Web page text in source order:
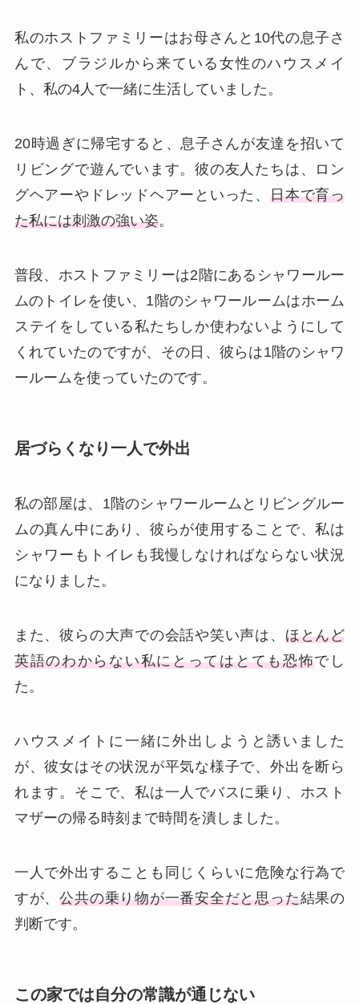
私のホストファミリーはお母さんと10代の息子さ
んで、ブラジルから来ている女性のハウスメイ
ト、私の4人で一緒に生活していました。
20時過ぎに帰宅すると、息子さんが友達を招いて
リビングで遊んでいます。彼の友人たちは、ロン
グヘアーやドレッドヘアーといった、日本で育っ
た私には刺激の強い姿。
普段、ホストファミリーは2階にあるシャワールー
ムのトイレを使い、1階のシャワールームはホーム
ステイをしている私たちしか使わないようにして
くれていたのですが、その日、彼らは1階のシャワ
ールームを使っていたのです。
居づらくなり一人で外出
私の部屋は、1階のシャワールームとリビングルー
ムの真ん中にあり、彼らが使用することで、私は
シャワーもトイレも我慢しなければならない状況
になりました。
また、彼らの大声での会話や笑い声は、 ほとんど
英語のわからない私にとってはとても恐怖でし
た。
ハウスメイトに一緒に外出しようと誘いました
が、彼女はその状況が平気な様子で、外出を断ら
れます。そこで、私は一人でバスに乗り、ホスト
マザーの帰る時刻まで時間を潰しました。
一人で外出することも同じくらいに危険な行為で
すが、公共の乗り物が一番安全だと思った結果の
判断です。
この家では自分の常識が通じない